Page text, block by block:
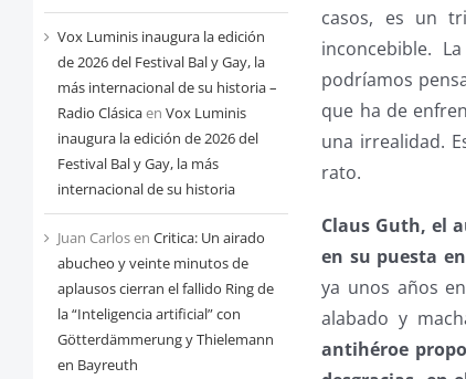
Vox Luminis inaugura la edición
de 2026 del Festival Bal y Gay, la
más internacional de su historia –
Radio Clásicaen Vox Luminis
inaugura la edición de 2026 del
Festival Bal y Gay, la más
internacional de su historia
Juan Carlosen Critica: Un airado
abucheo y veinte minutos de
aplausos cierran el fallido Ring de
la “Inteligencia artificial” con
Götterdämmerung y Thielemann
en Bayreuth
casos, es un
inconcebible.
podríamos
que ha de
una irrealidad.
rato.
Claus Guth, el
en su puesta
ya unos años
alabado y
antihéroe